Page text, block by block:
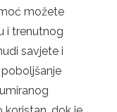
možete
i trenutnog
savjete i